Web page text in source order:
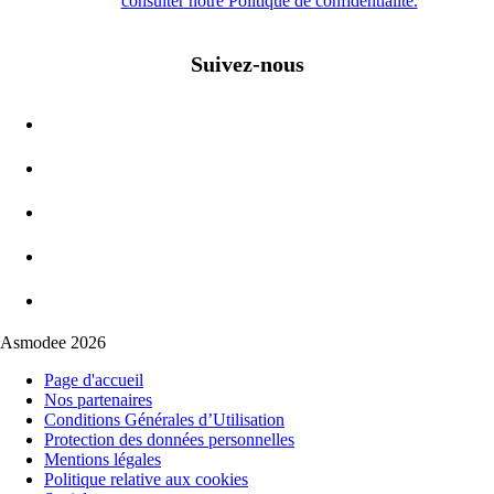
Suivez-nous
Asmodee 2026
Page d'accueil
Nos partenaires
Conditions Générales d’Utilisation
Protection des données personnelles
Mentions légales
Politique relative aux cookies